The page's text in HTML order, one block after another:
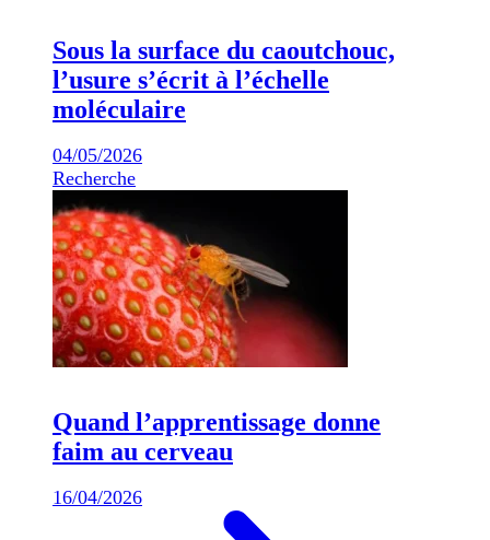
Sous la surface du caoutchouc,
l’usure s’écrit à l’échelle
moléculaire
04/05/2026
Recherche
Quand l’apprentissage donne
faim au cerveau
16/04/2026